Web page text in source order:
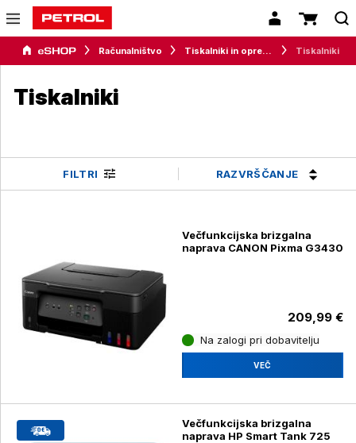
Računalništvo Tiskalniki in oprema Tiskalniki
Tiskalniki
FILTRI RAZVRŠČANJE
Večfunkcijska brizgalna
naprava CANON Pixma G3430
209,99 €
Na zalogi pri dobavitelju
VEČ
Večfunkcijska brizgalna
naprava HP Smart Tank 725